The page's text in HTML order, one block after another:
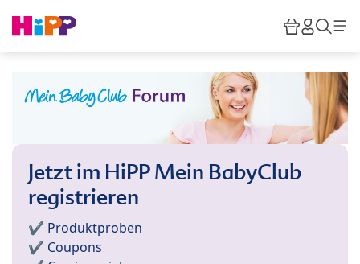
HiPP
Jetzt im HiPP Mein BabyClub
registrieren
✔️ Produktproben
✔️ Coupons